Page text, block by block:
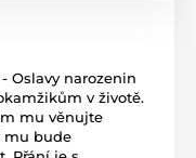
Oslavy narozenin
v životě.
mu věnujte
mu bude